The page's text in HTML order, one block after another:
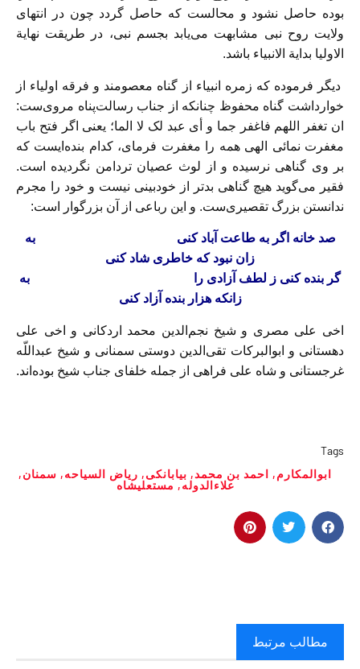
بوده حاصل نشود و محالست که حاصل گردد چون در انتهاى
ولایت روح نبى مشابهت مى‌‏یابد بجسم نبى، در طریقت نهایة
الاولیا بدایة الانبیاء باشد.
دیگر فرموده که زمره انبیاء از گناه معصومند و فرقه اولیاء از
خوارداشت گناه محفوظ چنانکه از جناب رسالت‌پناه مروی‌ست:
ان تغفر اللهم فاغفر جما و أی عبد لک لا الما؛ یعنى اگر فتح باب
مغفرت نمائى الهى همه را مغفرت فرماى، کدام بنده‏‌ایست که
بر وى گناهى نرسیده و از لوث عصیان تردامن نگردیده است.
فقیر مى‏‌گوید هیچ گناهى بد‌تر از خودبینى نیست و خود را مجرم
ندانستن بزرگ تقصیری‌ست. و این رباعى از آن بزرگوار است‏:
صد خانه اگر به طاعت آباد کنى ‏ به
زان نبود که خاطرى شاد کنى‏
گر بنده کنى ز لطف آزادى را به
زانکه هزار بنده آزاد کنى‏
اخى على مصرى و شیخ نجم‌الدین محمد اردکانى و اخى على
دهستانى و ابوالبرکات تقى‌الدین دوستى سمنانى و شیخ عبداللّه
غرجستانى و شاه على فراهى از جمله خلفاى جناب شیخ بوده‌‏اند.
Tags
ابوالمکارم, احمد بن محمد, بیابانکى, ریاض السیاحه, سمنان,
علاءالدوله, مستعلیشاه
مطالب مرتبط